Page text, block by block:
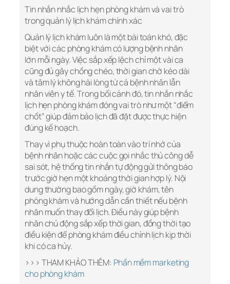
Tin nhắn nhắc lịch hẹn phòng khám và vai trò
trong quản lý lịch khám chính xác
Quản lý lịch khám luôn là một bài toán khó, đặc
biệt với các phòng khám có lượng bệnh nhân
lớn mỗi ngày. Việc sắp xếp lệch chỉ một vài ca
cũng đủ gây chồng chéo, thời gian chờ kéo dài
và tâm lý không hài lòng từ cả bệnh nhân lẫn
nhân viên y tế. Trong bối cảnh đó, tin nhắn nhắc
lịch hẹn phòng khám đóng vai trò như một “điểm
chốt” giúp đảm bảo lịch đã đặt được thực hiện
đúng kế hoạch.
Thay vì phụ thuộc hoàn toàn vào trí nhớ của
bệnh nhân hoặc các cuộc gọi nhắc thủ công dễ
sai sót, hệ thống tin nhắn tự động gửi thông báo
trước giờ hẹn một khoảng thời gian hợp lý. Nội
dung thường bao gồm ngày, giờ khám, tên
phòng khám và hướng dẫn cần thiết nếu bệnh
nhân muốn thay đổi lịch. Điều này giúp bệnh
nhân chủ động sắp xếp thời gian, đồng thời tạo
điều kiện để phòng khám điều chỉnh lịch kịp thời
khi có ca hủy.
>>> THAM KHẢO THÊM: Phần mềm marketing
cho phòng khám